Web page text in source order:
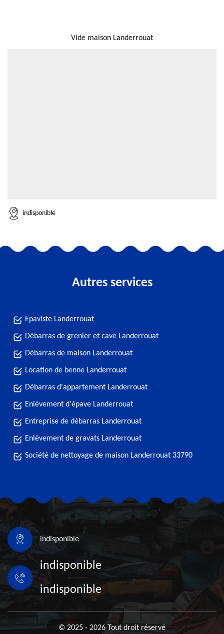
Vide maison Landerrouat
indisponible
Autres services
Epaviste Landerrouat
Débarras de grenier et cave Landerrouat
Débarras de maison Landerrouat
Location de benne Landerrouat
Débarras d'appartement Landerrouat
Enlèvement d'épave Landerrouat
Entreprise de débarras Landerrouat
Enlèvement de gravats Landerrouat
Société de nettoyage de maison Landerrouat 33790
indisponible
indisponible
indisponible
© 2025 - 2026 Tout droit réservé